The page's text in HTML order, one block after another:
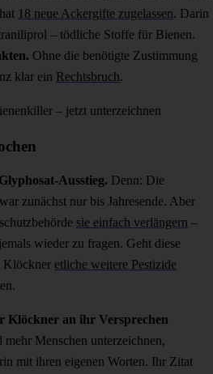
18 neue Ackergifte zugelassen. Darin
– tödliche Stoffe für Bienen.
Ohne die benötigte Zustimmung
klar ein Rechtsbruch.
– jetzt unterzeichnen
Ausstieg. Denn: Die
zunächst nur bis Jahresende. Aber
sie einfach verlängern –
wieder zu fragen. Geht diese
Klöckner etliche weitere Pestizide
Klöckner an ihr Versprechen
Menschen unterzeichnen,
mit ihren eigenen Worten. Ihr Zitat